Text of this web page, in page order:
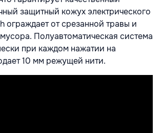
защитный кожух электрического
ограждает от срезанной травы и
Полуавтоматическая система
при каждом нажатии на
10 мм режущей нити.